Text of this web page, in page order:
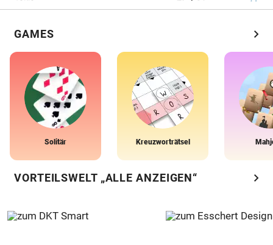
GAMES chevron_right
Solitär Kreuzworträtsel
VORTEILSWELT „ALLE ANZEIGEN“ chevron_right